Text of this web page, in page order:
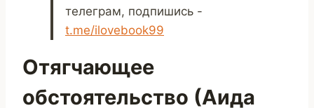
телеграм, подпишись -
t.me/ilovebook99
Отягчающее
обстоятельство (Аида